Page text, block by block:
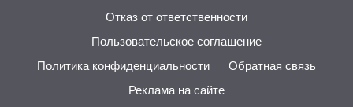
Отказ от ответственности
Пользовательское соглашение
Политика конфиденциальности
Обратная связь
Реклама на сайте